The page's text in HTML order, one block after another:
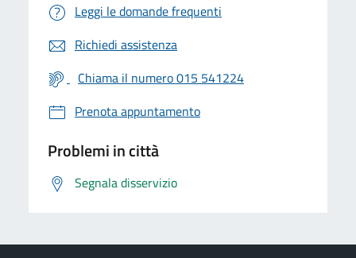
Leggi le domande frequenti
Richiedi assistenza
Chiama il numero 015 541224
Prenota appuntamento
Problemi in città
Segnala disservizio